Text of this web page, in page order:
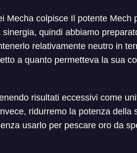
Mecha colpisce Il potente Mech
quindi abbiamo
relativamente neutro in
a quanto permetteva la sua
risultati eccessivi come
ridurremo la potenza della
usarlo per pescare oro da